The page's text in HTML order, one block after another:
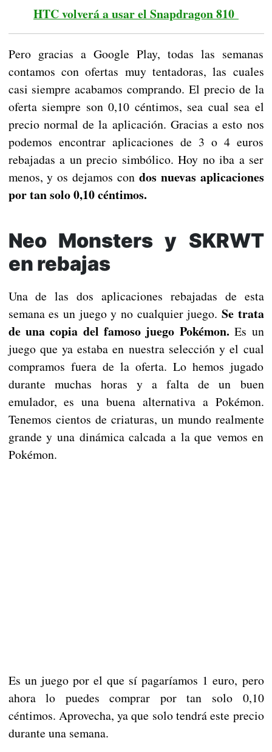
HTC volverá a usar el Snapdragon 810
Pero gracias a Google Play, todas las semanas
contamos con ofertas muy tentadoras, las cuales
casi siempre acabamos comprando. El precio de la
oferta siempre son 0,10 céntimos, sea cual sea el
precio normal de la aplicación. Gracias a esto nos
podemos encontrar aplicaciones de 3 o 4 euros
rebajadas a un precio simbólico. Hoy no iba a ser
menos, y os dejamos con dos nuevas aplicaciones
por tan solo 0,10 céntimos.
Neo Monsters y SKRWT
en rebajas
Una de las dos aplicaciones rebajadas de esta
semana es un juego y no cualquier juego. Se trata
de una copia del famoso juego Pokémon. Es un
juego que ya estaba en nuestra selección y el cual
compramos fuera de la oferta. Lo hemos jugado
durante muchas horas y a falta de un buen
emulador, es una buena alternativa a Pokémon.
Tenemos cientos de criaturas, un mundo realmente
grande y una dinámica calcada a la que vemos en
Pokémon.
Es un juego por el que sí pagaríamos 1 euro, pero
ahora lo puedes comprar por tan solo 0,10
céntimos. Aprovecha, ya que solo tendrá este precio
durante una semana.